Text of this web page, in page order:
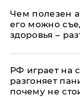
Чем полезен
его можно
здоровья –
РФ играет на
разгоняет
почему не